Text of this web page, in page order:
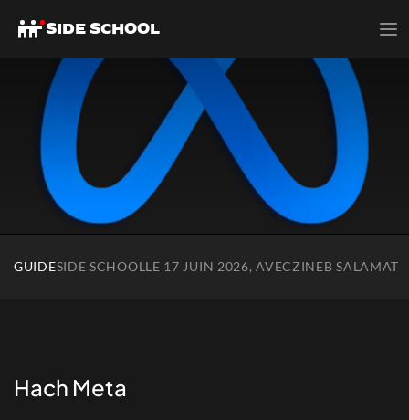
GUIDESIDE SCHOOL LE 17 JUIN 2026, AVECZINEB SALAMAT
Hach Meta
SIDE SCHOOL